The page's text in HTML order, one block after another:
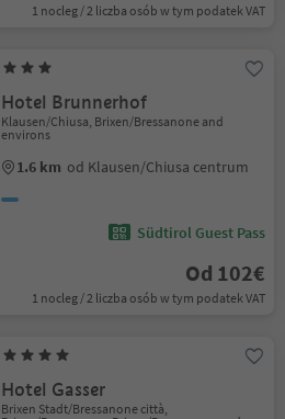
1 nocleg / 2 liczba osób w tym podatek VAT
Hotel Brunnerhof
Klausen/Chiusa, Brixen/Bressanone and
environs
1.6 km od Klausen/Chiusa centrum
Südtirol Guest Pass
Od 102€
1 nocleg / 2 liczba osób w tym podatek VAT
Hotel Gasser
Brixen Stadt/Bressanone città,